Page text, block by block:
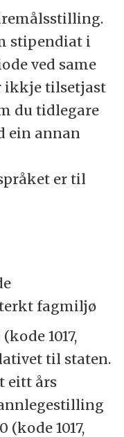
stipendiat i
ved same
ikkje tilsetjast
du tidlegare
ein annan
er til
fagmiljø
1017,
til staten.
eitt års
(kode 1017,